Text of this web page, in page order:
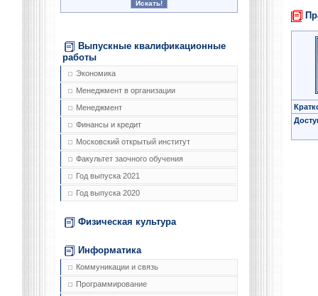
Выпускные квалификационные
работы
Экономика
Менеджмент в организации
Менеджмент
Финансы и кредит
Московский открытый институт
Факультет заочного обучения
Год выпуска 2021
Год выпуска 2020
Физическая культура
Информатика
Коммуникации и связь
Программирование